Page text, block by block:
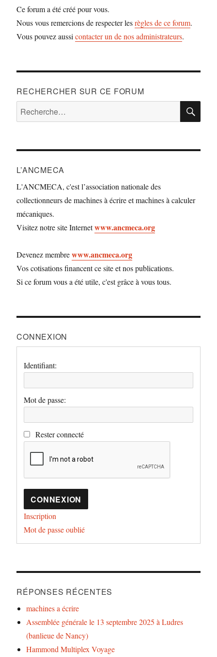
Ce forum a été créé pour vous.
Nous vous remercions de respecter lesrègles de ce forum.
Vous pouvez aussicontacter un de nos administrateurs.
RECHERCHER SUR CE FORUM
Recherche
pour :
L’ANCMECA
L'ANCMECA, c'est l’association nationale des
collectionneurs de machines à écrire et machines à calculer
mécaniques.
Visitez notre site Internetwww.ancmeca.org
Devenez membrewww.ancmeca.org
Vos cotisations financent ce site et nos publications.
Si ce forum vous a été utile, c'est grâce à vous tous.
CONNEXION
Identifiant:
Mot de passe:
Rester connecté
CONNEXION
Inscription
Mot de passe oublié
RÉPONSES RÉCENTES
machines a écrire
Assemblée générale le 13 septembre 2025 à Ludres
(banlieue de Nancy)
Hammond Multiplex Voyage